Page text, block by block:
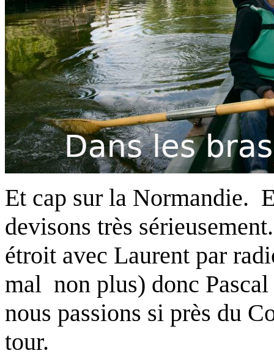
Et cap sur la Normandie.
devisons très
étroit avec Laurent par
mal non plus) donc
nous passions si près du
tour.